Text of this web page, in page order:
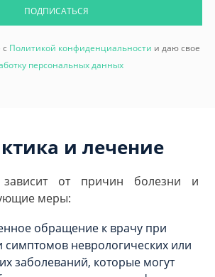
ПОДПИСАТЬСЯ
Политикой конфиденциальности и даю свое
персональных данных
и лечение
зависит от причин болезни и
меры:
обращение к врачу при
симптомов неврологических или
заболеваний, которые могут